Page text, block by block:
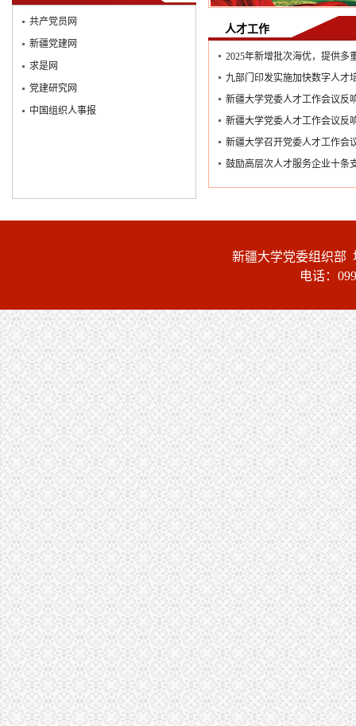
共产党员网
新疆党建网
求是网
党建研究网
中国组织人事报
人才工作
2025年新增批次海优，提供多
九部门印发实施加快数字人才
新疆大学党委人才工作会议反
新疆大学党委人才工作会议反
新疆大学召开党委人才工作会
鼓励高层次人才服务企业十条
新疆大学党委组织部
电话：